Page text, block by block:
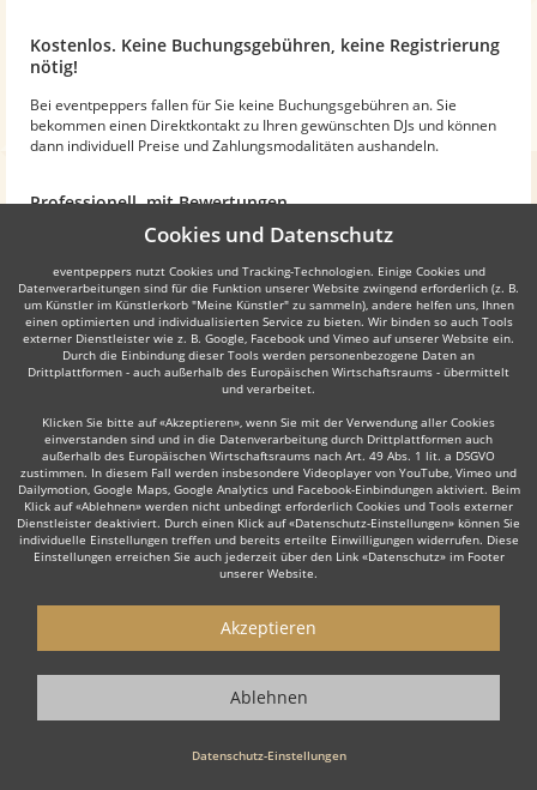
Kostenlos. Keine Buchungsgebühren, keine Registrierung
nötig!
Bei eventpeppers fallen für Sie keine Buchungsgebühren an. Sie
bekommen einen Direktkontakt zu Ihren gewünschten DJs und können
dann individuell Preise und Zahlungsmodalitäten aushandeln.
Professionell, mit Bewertungen
Die Discjockeys werden auf der Plattform professionell präsentiert -
Discjockeys - also insbesondere einen DJ - für Ihre Veranstaltung über
eventpeppers anfragen, haben Sie die Möglichkeit nach Ihrer
Veranstaltung selbst eine Bewertung abzugeben und helfen damit
anderen Nutzern gute Discjockeys zu finden.
Egal ob Hochzeit, Firmenfeier, Party, Weihnachtsfeier oder
Betriebsfeier - feiern Sie mit Stil und buchen Sie Ihre individuelle Live-
Show mit eventpeppers.
Und es kann losgehen...
DJs aus ganz Deutschland: individuell & professionell.
eventpeppers
auf
Facebook
Blog
auf
Cookies und Datenschutz
eventpeppers nutzt Cookies und Tracking-Technologien. Einige Cookies und
Datenverarbeitungen sind für die Funktion unserer Website zwingend erforderlich (z. B.
um Künstler im Künstlerkorb "Meine Künstler" zu sammeln), andere helfen uns, Ihnen
einen optimierten und individualisierten Service zu bieten. Wir binden so auch Tools
externer Dienstleister wie z. B. Google, Facebook und Vimeo auf unserer Website ein.
Durch die Einbindung dieser Tools werden personenbezogene Daten an
Drittplattformen - auch außerhalb des Europäischen Wirtschaftsraums - übermittelt
und verarbeitet.
Klicken Sie bitte auf «Akzeptieren», wenn Sie mit der Verwendung aller Cookies
einverstanden sind und in die Datenverarbeitung durch Drittplattformen auch
außerhalb des Europäischen Wirtschaftsraums nach Art. 49 Abs. 1 lit. a DSGVO
zustimmen. In diesem Fall werden insbesondere Videoplayer von YouTube, Vimeo und
Dailymotion, Google Maps, Google Analytics und Facebook-Einbindungen aktiviert. Beim
Klick auf «Ablehnen» werden nicht unbedingt erforderlich Cookies und Tools externer
Dienstleister deaktiviert. Durch einen Klick auf «Datenschutz-Einstellungen» können Sie
individuelle Einstellungen treffen und bereits erteilte Einwilligungen widerrufen. Diese
Einstellungen erreichen Sie auch jederzeit über den Link «Datenschutz» im Footer
unserer Website.
Datenschutz-Einstellungen
Akzeptieren
Ablehnen